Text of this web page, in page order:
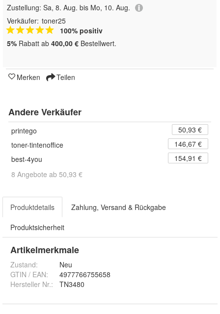
Zustellung: Sa, 8. Aug. bis Mo, 10. Aug.
Verkäufer: toner25
100% positiv
5% Rabatt ab 400,00 € Bestellwert.
Merken Teilen
Andere Verkäufer
printego
50,93 €
toner-tintenoffice
146,67 €
best-4you
154,91 €
8 Angebote ab 50,93 €
Produktdetails Zahlung, Versand & Rückgabe
Produktsicherheit
Artikelmerkmale
Zustand:
Neu
GTIN / EAN:
4977766755658
Hersteller Nr.:
TN3480